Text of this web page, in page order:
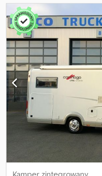
Kamper zintegrowany